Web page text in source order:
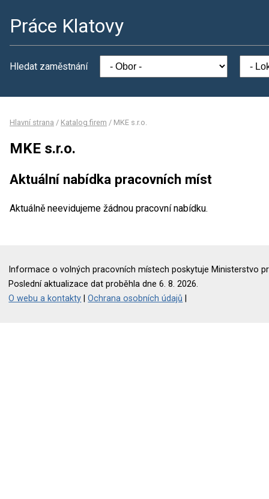
Práce Klatovy
Hledat zaměstnání
Hlavní strana / Katalog firem / MKE s.r.o.
MKE s.r.o.
Aktuální nabídka pracovních míst
Aktuálně neevidujeme žádnou pracovní nabídku.
Informace o volných pracovních místech poskytuje Ministerstvo
Poslední aktualizace dat proběhla dne 6. 8. 2026.
O webu a kontakty |Ochrana osobních údajů